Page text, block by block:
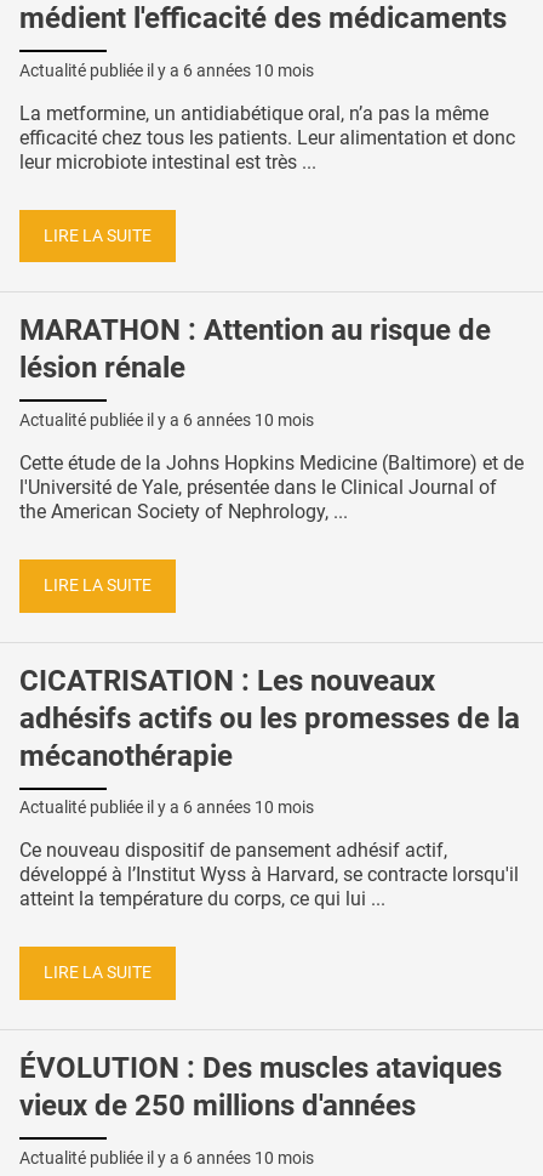
médient l'efficacité des médicaments
Actualité publiée il y a 6 années 10 mois
La metformine, un antidiabétique oral, n’a pas la même
efficacité chez tous les patients. Leur alimentation et donc
leur microbiote intestinal est très ...
LIRE LA SUITE
MARATHON : Attention au risque de
lésion rénale
Actualité publiée il y a 6 années 10 mois
Cette étude de la Johns Hopkins Medicine (Baltimore) et de
l'Université de Yale, présentée dans le Clinical Journal of
the American Society of Nephrology, ...
LIRE LA SUITE
CICATRISATION : Les nouveaux
adhésifs actifs ou les promesses de la
mécanothérapie
Actualité publiée il y a 6 années 10 mois
Ce nouveau dispositif de pansement adhésif actif,
développé à l’Institut Wyss à Harvard, se contracte lorsqu'il
atteint la température du corps, ce qui lui ...
LIRE LA SUITE
ÉVOLUTION : Des muscles ataviques
vieux de 250 millions d'années
Actualité publiée il y a 6 années 10 mois